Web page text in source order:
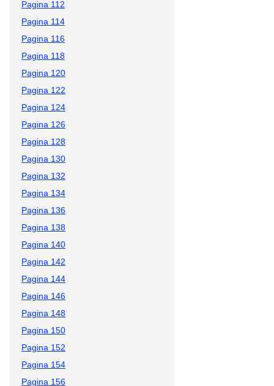
Pagina 112
Pagina 114
Pagina 116
Pagina 118
Pagina 120
Pagina 122
Pagina 124
Pagina 126
Pagina 128
Pagina 130
Pagina 132
Pagina 134
Pagina 136
Pagina 138
Pagina 140
Pagina 142
Pagina 144
Pagina 146
Pagina 148
Pagina 150
Pagina 152
Pagina 154
Pagina 156